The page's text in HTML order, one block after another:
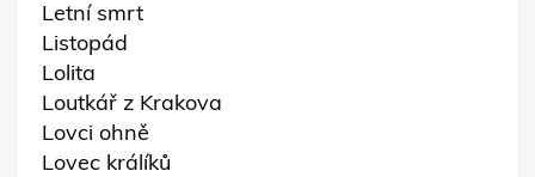
Letní smrt
Listopád
Lolita
Loutkář z Krakova
Lovci ohně
Lovec králíků